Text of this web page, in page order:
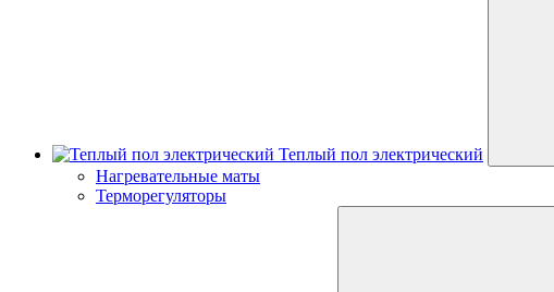
Теплый пол электрический
Нагревательные маты
Терморегуляторы